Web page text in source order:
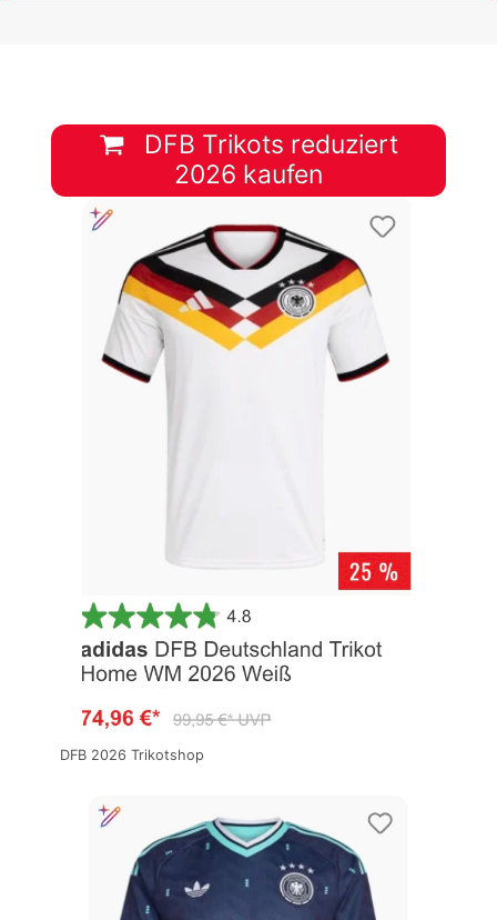
DFB Trikots reduziert
2026 kaufen
DFB 2026 Trikotshop